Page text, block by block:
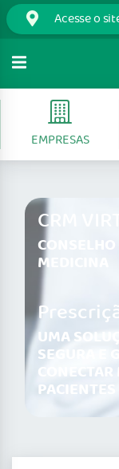
EMPRESAS
CRM
CONSELHO
MEDICINA
UMA
SEGURA E